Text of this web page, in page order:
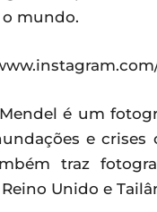
mundo.
é um
e crises
traz
Unido e